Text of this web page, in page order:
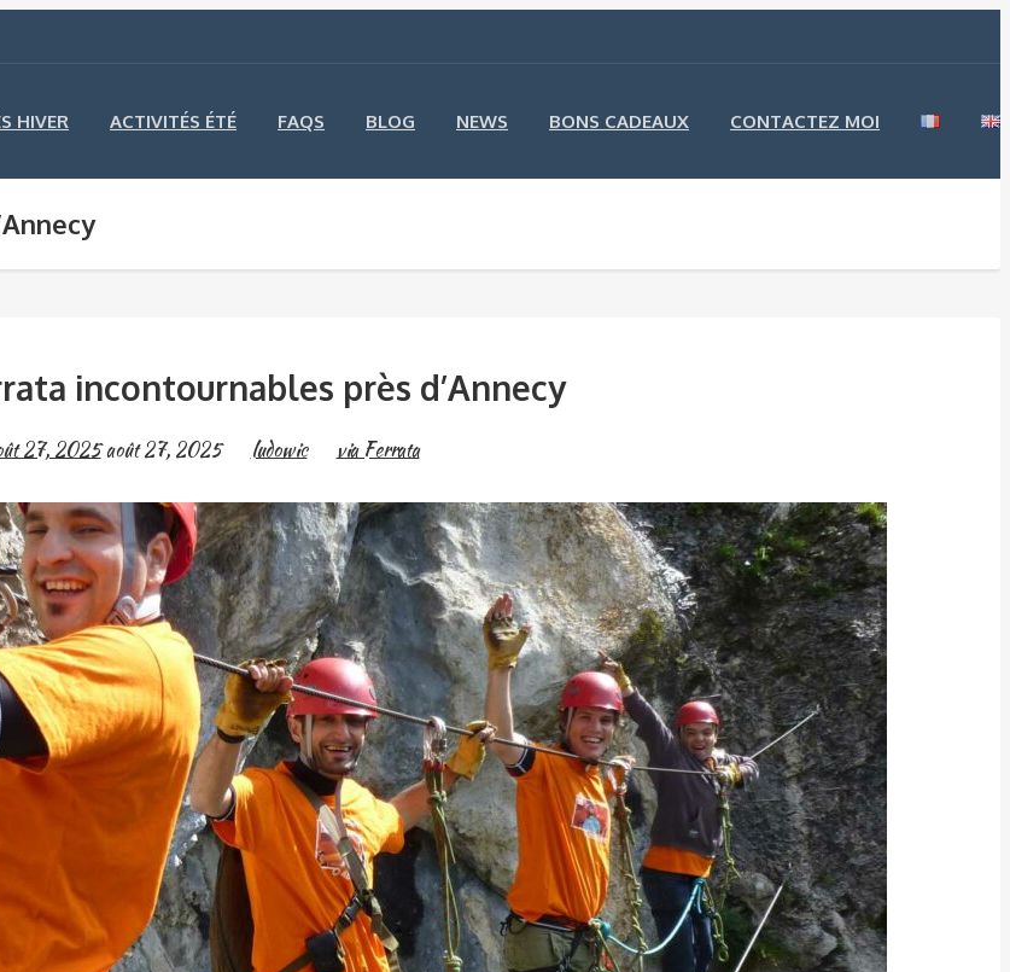
HIVER ACTIVITÉS ÉTÉ FAQS BLOG NEWS BONS CADEAUX CONTACTEZ MOI
incontournables près d’Annecy
27, 2025août 27, 2025 ludowic via Ferrata